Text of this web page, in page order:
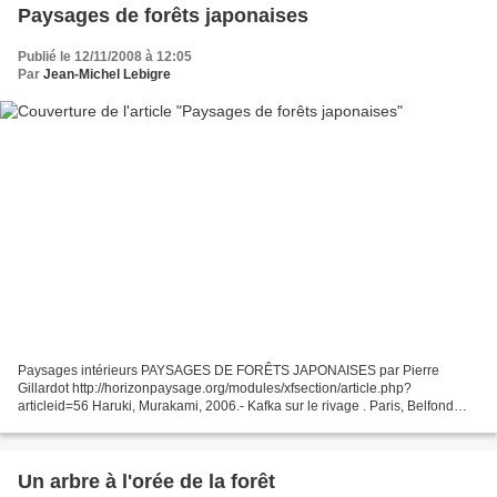
Paysages de forêts japonaises
Publié le 12/11/2008 à 12:05
Par Jean-Michel Lebigre
Paysages intérieurs PAYSAGES DE FORÊTS JAPONAISES par Pierre
Gillardot http://horizonpaysage.org/modules/xfsection/article.php?
articleid=56 Haruki, Murakami, 2006.- Kafka sur le rivage . Paris, Belfond
Un arbre à l'orée de la forêt